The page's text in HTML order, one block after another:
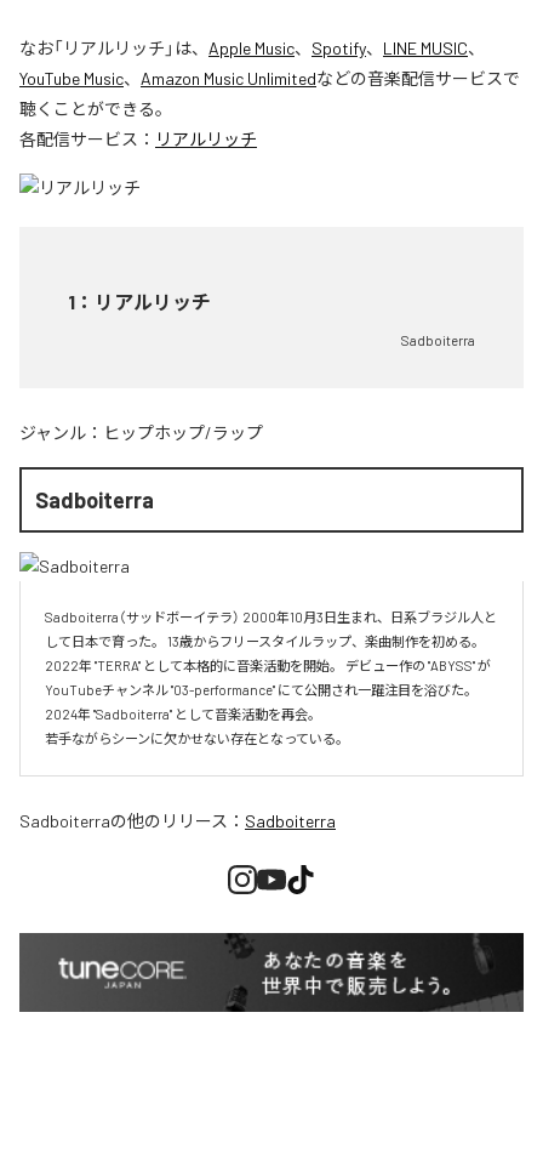
なお「リアルリッチ 」は、 Apple Music、 Spotify、 LINE MUSIC、
YouTube Music、 Amazon Music Unlimitedなどの音楽配信サービスで
聴くことができる。
各配信サービス： リアルリッチ
1 ： リアルリッチ
Sadboiterra
ジャンル： ヒップホップ/ラップ
Sadboiterra
Sadboiterra（サッドボーイテラ） 2000年10月3日生まれ、日系ブラジル人と
して日本で育った。 13歳からフリースタイルラップ、楽曲制作を初める。
2022年 "TERRA" として本格的に音楽活動を開始。 デビュー作の "ABYSS" が
YouTubeチャンネル "03-performance" にて公開され一躍注目を浴びた。
2024年 "Sadboiterra" として音楽活動を再会。
若手ながらシーンに欠かせない存在となっている。
Sadboiterraの他のリリース： Sadboiterra